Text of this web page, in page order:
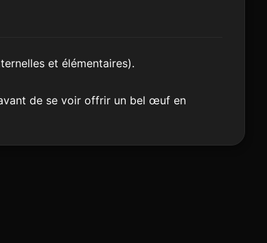
et élémentaires).
de se voir offrir un bel œuf en